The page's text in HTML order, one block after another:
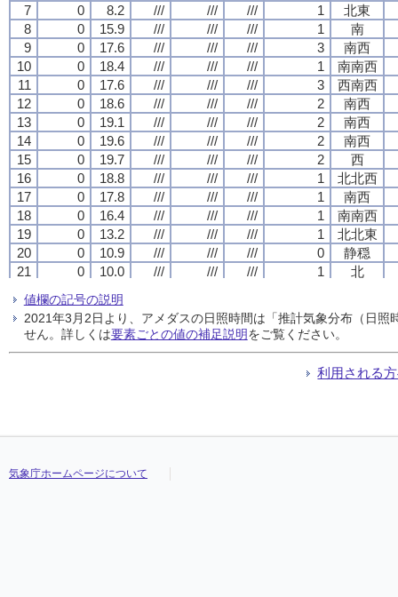
7
0 8.2 /// /// /// 1
北東
8
0 15.9 /// /// /// 1
南
9
0 17.6 /// /// /// 3
南西
10
0 18.4 /// /// /// 1
南南西
11
0 17.6 /// /// /// 3
西南西
12
0 18.6 /// /// /// 2
南西
13
0 19.1 /// /// /// 2
南西
14
0 19.6 /// /// /// 2
南西
15
0 19.7 /// /// /// 2
西
16
0 18.8 /// /// /// 1
北北西
17
0 17.8 /// /// /// 1
南西
18
0 16.4 /// /// /// 1
南南西
19
0 13.2 /// /// /// 1
北北東
20
0 10.9 /// /// /// 0
静穏
21
0 10.0 /// /// /// 1
北
23
0 9.3
北東
24
0 8.2 /// /// /// 1 北北東
7
0 8.2 /// /// /// 1
北東
8
0 15.9 /// /// /// 1
南
9
0 17.6 /// /// /// 3
南西
10
0 18.4 /// /// /// 1
南南西
11
0 17.6 /// /// /// 3
西南西
12
0 18.6 /// /// /// 2
南西
13
0 19.1 /// /// /// 2
南西
14
0 19.6 /// /// /// 2
南西
15
0 19.7 /// /// /// 2
西
16
0 18.8 /// /// /// 1
北北西
17
0 17.8 /// /// /// 1
南西
18
0 16.4 /// /// /// 1
南南西
19
0 13.2 /// /// /// 1
北北東
20
0 10.9 /// /// /// 0
静穏
21
0 10.0 /// /// /// 1
北
23
0 9.3
北東
24
0 8.2 /// /// /// 1 北北東
7
0 8.2 /// /// /// 1
北東
8
0 15.9 /// /// /// 1
南
9
0 17.6 /// /// /// 3
南西
10
0 18.4 /// /// /// 1
南南西
11
0 17.6 /// /// /// 3
西南西
12
0 18.6 /// /// /// 2
南西
13
0 19.1 /// /// /// 2
南西
14
0 19.6 /// /// /// 2
南西
15
0 19.7 /// /// /// 2
西
16
0 18.8 /// /// /// 1
北北西
17
0 17.8 /// /// /// 1
南西
18
0 16.4 /// /// /// 1
南南西
19
0 13.2 /// /// /// 1
北北東
20
0 10.9 /// /// /// 0
静穏
21
0 10.0 /// /// /// 1
北
23
0 9.3
北東
24
0 8.2 /// /// /// 1 北北東
7
0 8.2 /// /// /// 1
北東
8
0 15.9 /// /// /// 1
南
9
0 17.6 /// /// /// 3
南西
10
0 18.4 /// /// /// 1
南南西
11
0 17.6 /// /// /// 3
西南西
12
0 18.6 /// /// /// 2
南西
13
0 19.1 /// /// /// 2
南西
14
0 19.6 /// /// /// 2
南西
15
0 19.7 /// /// /// 2
西
16
0 18.8 /// /// /// 1
北北西
17
0 17.8 /// /// /// 1
南西
18
0 16.4 /// /// /// 1
南南西
19
0 13.2 /// /// /// 1
北北東
20
0 10.9 /// /// /// 0
静穏
21
0 10.0 /// /// /// 1
北
23
0 9.3
北東
24
0 8.2 /// /// /// 1 北北東
値欄の記号の説明
2021年3月2日より、アメダスの日照時間は「推計気象分布（日
せん。詳しくは要素ごとの値の補足説明をご覧ください。
利用される
気象庁ホームページについて